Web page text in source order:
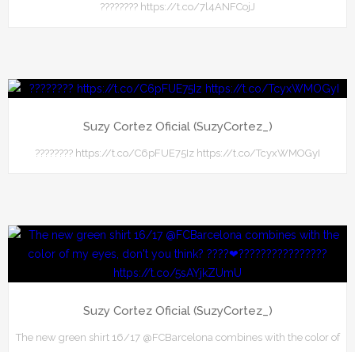
???????? https://t.co/7l4ANFCojJ
Suzy Cortez Oficial (SuzyCortez_)
???????? https://t.co/C6pFUE75Iz https://t.co/TcyxWMOGyI
Suzy Cortez Oficial (SuzyCortez_)
The new green shirt 16/17 @FCBarcelona combines with the color of